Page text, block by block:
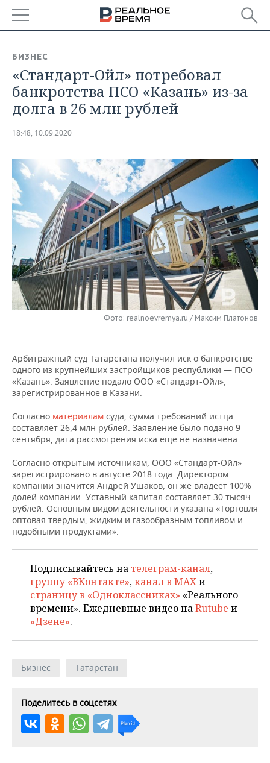
БАШКОРТОСТАН
ТАТАРСТАН
НОВОСТИ
АНАЛИТИКА
КОРОЛИ ГОСЗАКАЗА ПФО
ВУЗЫ ТАТАРСТАНА
КОМУ ПРИНАДЛЕЖАТ
ТОРГОВЫЕ ЦЕНТРЫ
ТАТАРСТАНА
ФИНАНСЫ
БАНКИ
БЮДЖЕТ
ИНВЕСТИЦИИ
НОВОСТИ
ПРОМЫШЛЕННОСТИ
АГРОПРОМ
МАШИНОСТРОЕНИЕ
НЕФТЕХИМИЯ
НЕФТЬ
ЭНЕРГЕТИКА
НЕДВИЖИМОСТЬ
НОВОСТИ НЕДВИЖИМОСТИ
АВТО
НОВОСТИ АВТО
БИЗНЕС
НОВОСТИ БИЗНЕСА
РОЗНИЧНАЯ ТОРГОВЛЯ
ТЕХНОЛОГИИ
НОВОСТИ ТЕХНОЛОГИЙ
ТЕЛЕКОММУНИКАЦИИ
МЕРОПРИЯТИЯ
НОВОСТИ МЕРОПРИЯТИЙ
БИЗНЕС-БРАНЧИ
ОТКРЫТАЯ ЛЕКЦИЯ
ФУТБОЛ
БАСКЕТБОЛ
ВОЛЕЙБОЛ
КИБЕРСПОРТ
ФИГУРНОЕ КАТАНИЕ
ХОККЕЙ С МЯЧОМ
НОВОСТИ ОБЩЕСТВА
ИНФРАСТРУКТУРА
ИСТОРИЯ
КУЛЬТУРА
МЕДИЦИНА
ПРОИСШЕСТВИЯ
ФОТОГАЛЕРЕЯ
СПРАВОЧНИК
СПИСОК ПЕРСОН
СПИСОК КОМПАНИЙ
ПОЛНАЯ ВЕРСИЯ
БИЗНЕС
«Стандарт-Ойл» потребовал
банкротства ПСО «Казань» из-за
долга в 26 млн рублей
18:48, 10.09.2020
Фото: realnoevremya.ru / Максим Платонов
Арбитражный суд Татарстана получил иск о банкротстве
одного из крупнейших застройщиков республики — ПСО
«Казань». Заявление подало ООО «Стандарт-Ойл»,
зарегистрированное в Казани.
Согласно материалам суда, сумма требований истца
составляет 26,4 млн рублей. Заявление было подано 9
сентября, дата рассмотрения иска еще не назначена.
Согласно открытым источникам, ООО «Стандарт-Ойл»
зарегистрировано в августе 2018 года. Директором
компании значится Андрей Ушаков, он же владеет 100%
долей компании. Уставный капитал составляет 30 тысяч
рублей. Основным видом деятельности указана «Торговля
оптовая твердым, жидким и газообразным топливом и
подобными продуктами».
Подписывайтесь на телеграм-канал,
группу «ВКонтакте»,канал в MAXи
страницу в «Одноклассниках» «Реального
времени». Ежедневные видео наRutube и
«Дзене».
Бизнес Татарстан
Поделитесь в соцсетях